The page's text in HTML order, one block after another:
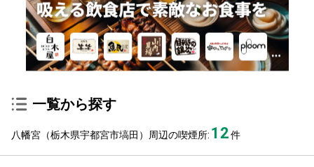
一覧から探す
八幡宮（栃木県宇都宮市塙田）周辺の喫煙所: 12件